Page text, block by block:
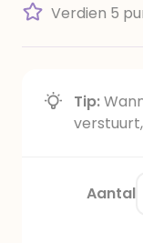
Verdien 5
Tip:
Aantal